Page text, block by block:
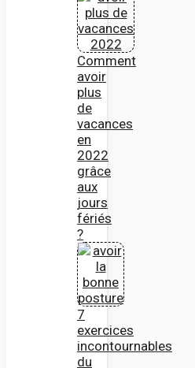
Comment
avoir
plus
de
vacances
en
2022
grâce
aux
jours
fériés
?
7
exercices
incontournables
du